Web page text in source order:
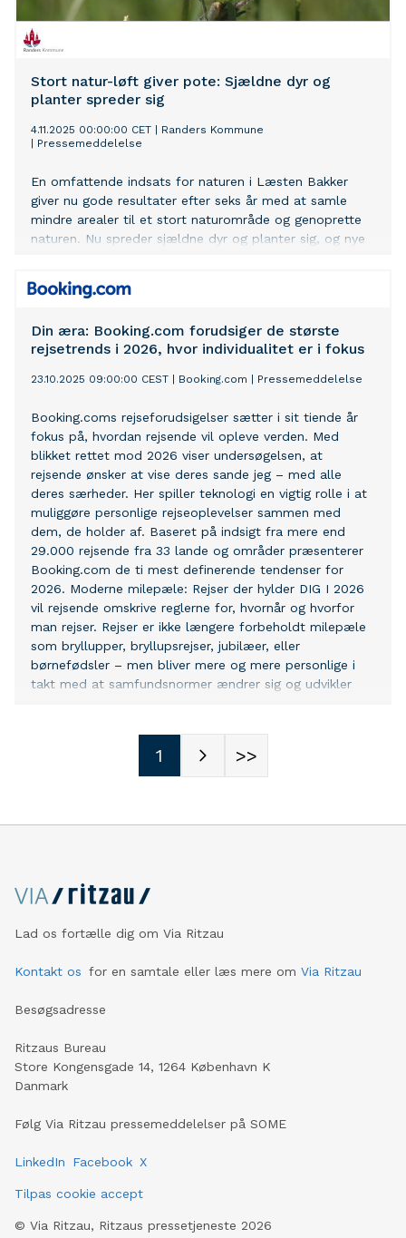
Stort natur-løft giver pote: Sjældne dyr og
planter spreder sig
4.11.2025 00:00:00 CET
Randers Kommune
Pressemeddelelse
En omfattende indsats for naturen i Læsten Bakker
giver nu gode resultater efter seks år med at samle
mindre arealer til et stort naturområde og genoprette
naturen. Nu spreder sjældne dyr og planter sig, og nye
levesteder, som vilde dyr og planter er helt afhængige
har flere arter sværere ved at overleve i Danmark. Læs
rapporten fra Aarhus Universitet. Men i naturområdet
Læsten Bakker ved Randers viser Naturfonden og
er sket det, biodiversitets-eksperter er enige om, der
skal mere af for at vende naturens krise: Naturen har
fået mere plads med bedre sammenhæng, og vilde dyr
og planter har fået gode levesteder fremover. Og nu
spreder sjældne dyr og planter sig i biodiversitets-
oasen. Det store løft til naturen begyndte i 2019, da
Den Danske Naturfond købte de første omr
Din æra: Booking.com forudsiger de største
rejsetrends i 2026, hvor individualitet er i fokus
23.10.2025 09:00:00 CEST Booking.com Pressemeddelelse
Booking.coms rejseforudsigelser sætter i sit tiende år
fokus på, hvordan rejsende vil opleve verden. Med
blikket rettet mod 2026 viser undersøgelsen, at
rejsende ønsker at vise deres sande jeg – med alle
deres særheder. Her spiller teknologi en vigtig rolle i at
muliggøre personlige rejseoplevelser sammen med
dem, de holder af. Baseret på indsigt fra mere end
29.000 rejsende fra 33 lande og områder præsenterer
Booking.com de ti mest definerende tendenser for
2026. Moderne milepæle: Rejser der hylder DIG I 2026
vil rejsende omskrive reglerne for, hvornår og hvorfor
man rejser. Rejser er ikke længere forbeholdt milepæle
som bryllupper, bryllupsrejser, jubilæer, eller
børnefødsler – men bliver mere og mere personlige i
takt med at samfundsnormer ændrer sig og udvikler
drømmedestination uden at vente på en "traditionel"
1 >>
Lad os fortælle dig om Via Ritzau
Kontakt os for en samtale eller læs mere om Via Ritzau
Besøgsadresse
Ritzaus Bureau
Store Kongensgade 14, 1264 København K
Danmark
Følg Via Ritzau pressemeddelelser på SOME
LinkedIn Facebook X
Tilpas cookie accept
© Via Ritzau, Ritzaus pressetjeneste 2026